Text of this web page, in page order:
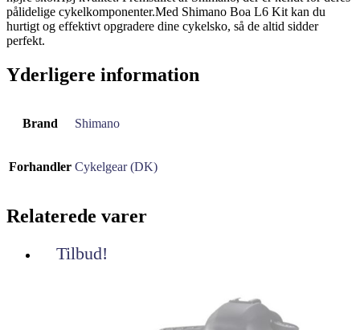
pålidelige cykelkomponenter.Med Shimano Boa L6 Kit kan du
hurtigt og effektivt opgradere dine cykelsko, så de altid sidder
perfekt.
Yderligere information
Brand Shimano
Forhandler Cykelgear (DK)
Relaterede varer
Tilbud!